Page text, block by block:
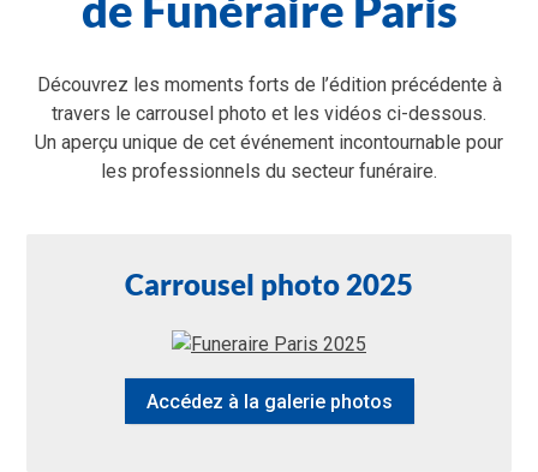
Découvrez les moments forts de l’édition précédente à
travers le carrousel photo et les vidéos ci-dessous.
Un aperçu unique de cet événement incontournable pour
les professionnels du secteur funéraire.
Carrousel photo 2025
Accédez à la galerie photos